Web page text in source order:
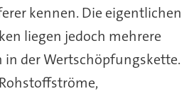
kennen. Die eigentlichen
liegen jedoch mehrere
in der Wertschöpfungskette.